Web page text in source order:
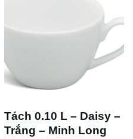
Tách 0.10 L – Daisy –
Trắng – Minh Long